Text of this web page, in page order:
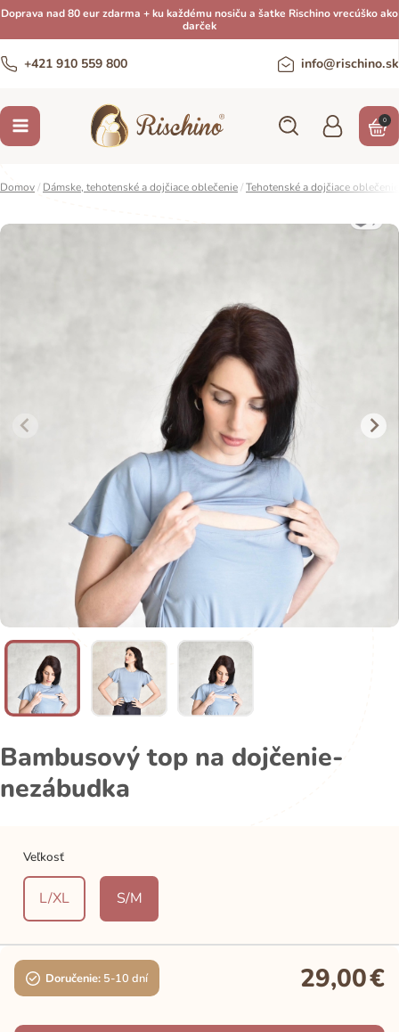
Doprava nad 80 eur zdarma + ku každému nosiču a šatke Rischino vrecúško ako
darček
+421 910 559 800 info@rischino.sk
0
Domov/ Dámske, tehotenské a dojčiace oblečenie/Tehotenské a dojčiace
Bambusový top na dojčenie-
nezábudka
Veľkosť
L/XL S/M
Doručenie: 5-10 dní 29,00€